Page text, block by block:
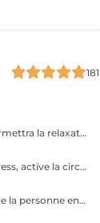
181
Il s'agit d'une thérapie de tact en douceur qui permettra la relaxation du corps. Cette technique est conseillée aux personnes qui veulent se débarrasser du stress du quotidien. BÉNÉFICES DU MASSAGE RELAXANT Favorise un sommeil plus profond ainsi qu'un état de bien-être, de paix, de calme et d'équilibre. Diminue les gènes localisés à plusieurs endroits du corps et décharge les zones qui sont chargées en tension Si votre souhait est de sortir de la routine journalière, alors le massage relaxant est fait pour vous.
Il s'agit d'un massage des pieds qui soulage le stress, active la circulation corporelle et le système immunitaire. Cette méthode est contre-indiquée aux femmes enceintes. BÉNÉFICES DE LA RÉFLEXOLOGIE PODALE Promeut la relaxation et soulage le stress. Améliore la circulation sanguine en activant le système immunitaire. Les pieds sont une zone du corps souvent oubliée et maltraitée alors que grâce à eux nous avançons sur le long chemin de la vie qui nous mène à nos buts, à nos rêves ; il serait donc bon de les chouchouter eux aussi.
C'est un massage qui peut être adapté au goût de la personne en termes de pression , puisqu'il peut être effectué en douceur comme un massage relaxant ou il peut-être travaillé à un niveau plus profond, en décontractant les muscles, toujours avec l'utilisation de nos Pierres Chaudes sacrées.